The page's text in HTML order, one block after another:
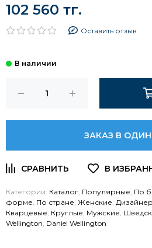
102 560 тг.
Оставить отзыв
ЗАКАЗ В
Категории: Каталог Популярные По
форме По стране Женские
Кварцевые Круглые Мужские
Wellington Daniel Wellington